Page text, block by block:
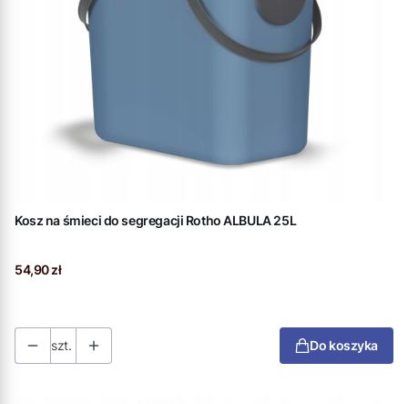
Kosz na śmieci do segregacji Rotho ALBULA 25L
Cena
54,90 zł
szt. Do koszyka